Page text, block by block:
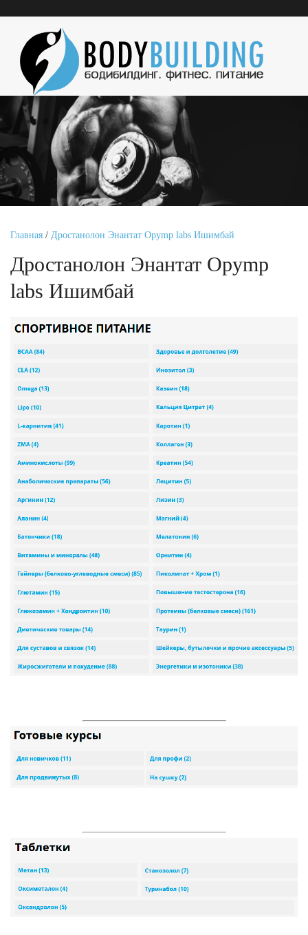
Главная / Дростанолон Энантат Opymp labs Ишимбай
Дростанолон Энантат Opymp
labs Ишимбай